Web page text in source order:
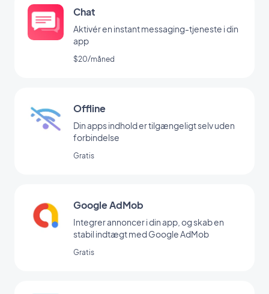
Chat
Aktivér en instant messaging-tjeneste i din
app
$20/måned
Offline
Din apps indhold er tilgængeligt selv uden
forbindelse
Gratis
Google AdMob
Integrer annoncer i din app, og skab en
stabil indtægt med Google AdMob
Gratis